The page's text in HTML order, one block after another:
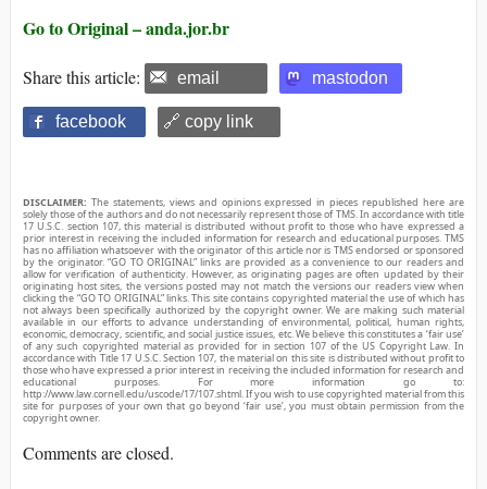
Go to Original – anda.jor.br
Share this article: email mastodon
facebook 🔗 copy link
DISCLAIMER: The statements, views and opinions expressed in pieces republished here are
solely those of the authors and do not necessarily represent those of TMS. In accordance with title
17 U.S.C. section 107, this material is distributed without profit to those who have expressed a
prior interest in receiving the included information for research and educational purposes. TMS
has no affiliation whatsoever with the originator of this article nor is TMS endorsed or sponsored
by the originator. “GO TO ORIGINAL” links are provided as a convenience to our readers and
allow for verification of authenticity. However, as originating pages are often updated by their
originating host sites, the versions posted may not match the versions our readers view when
clicking the “GO TO ORIGINAL” links. This site contains copyrighted material the use of which has
not always been specifically authorized by the copyright owner. We are making such material
available in our efforts to advance understanding of environmental, political, human rights,
economic, democracy, scientific, and social justice issues, etc. We believe this constitutes a ‘fair use’
of any such copyrighted material as provided for in section 107 of the US Copyright Law. In
accordance with Title 17 U.S.C. Section 107, the material on this site is distributed without profit to
those who have expressed a prior interest in receiving the included information for research and
educational purposes. For more information go to:
http://www.law.cornell.edu/uscode/17/107.shtml. If you wish to use copyrighted material from this
site for purposes of your own that go beyond ‘fair use’, you must obtain permission from the
copyright owner.
Comments are closed.